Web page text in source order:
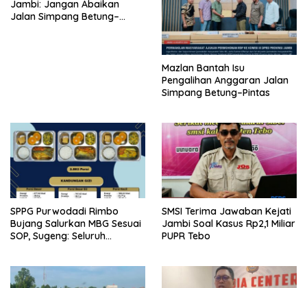
Jambi: Jangan Abaikan
Jalan Simpang Betung–
Mazlan Bantah Isu
Pengalihan Anggaran Jalan
Simpang Betung–Pintas
SPPG Purwodadi Rimbo
Bujang Salurkan MBG Sesuai
SOP, Sugeng: Seluruh
SMSI Terima Jawaban Kejati
Jambi Soal Kasus Rp2,1 Miliar
PUPR Tebo